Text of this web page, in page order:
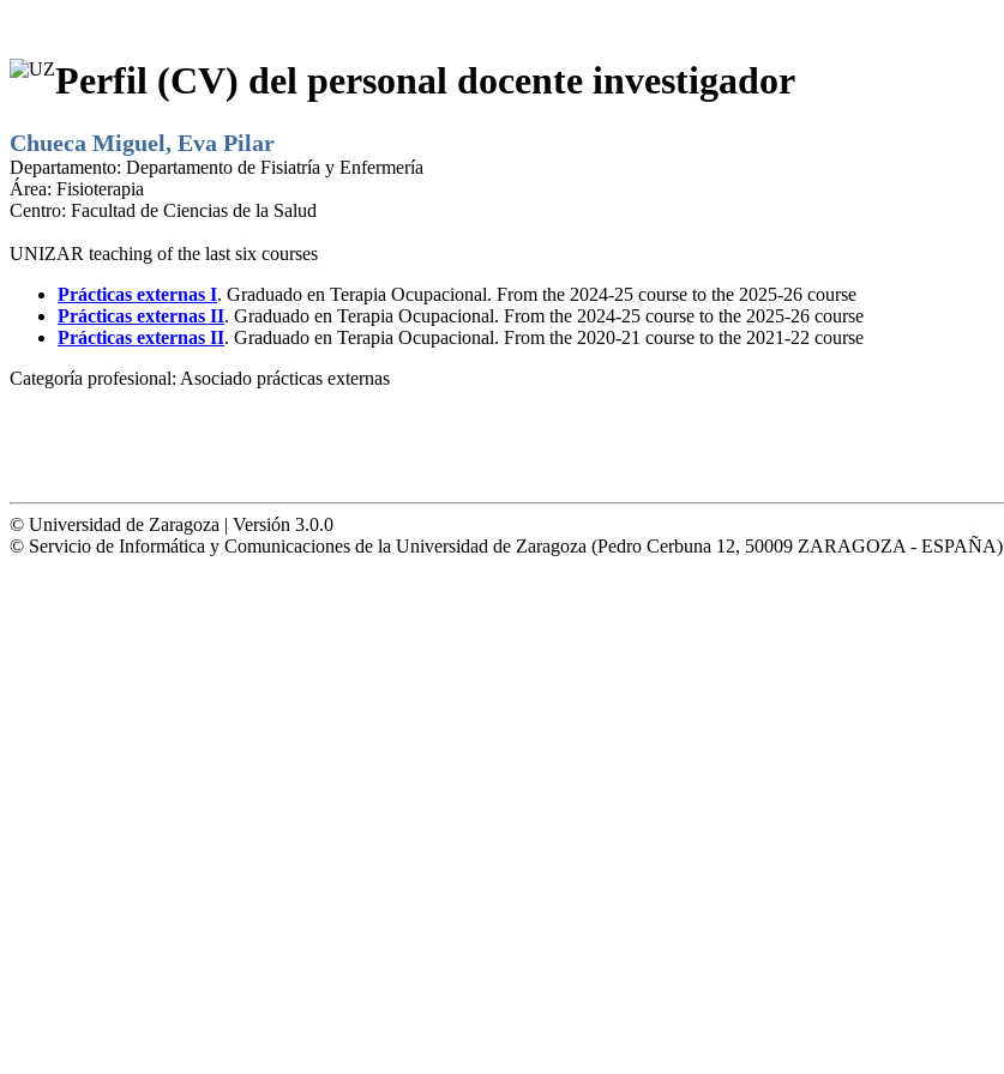
Perfil (CV) del personal docente investigador
Chueca Miguel, Eva Pilar
Departamento: Departamento de Fisiatría y Enfermería
Área: Fisioterapia
Centro: Facultad de Ciencias de la Salud
UNIZAR teaching of the last six courses
Prácticas externas I. Graduado en Terapia Ocupacional. From the 2024-25 course to the 2025-26 course
Prácticas externas II. Graduado en Terapia Ocupacional. From the 2024-25 course to the 2025-26 course
Prácticas externas II. Graduado en Terapia Ocupacional. From the 2020-21 course to the 2021-22 course
Categoría profesional: Asociado prácticas externas
© Universidad de Zaragoza | Versión 3.0.0
© Servicio de Informática y Comunicaciones de la Universidad de Zaragoza (Pedro Cerbuna 12, 50009 ZARAGOZA - ESPAÑA)